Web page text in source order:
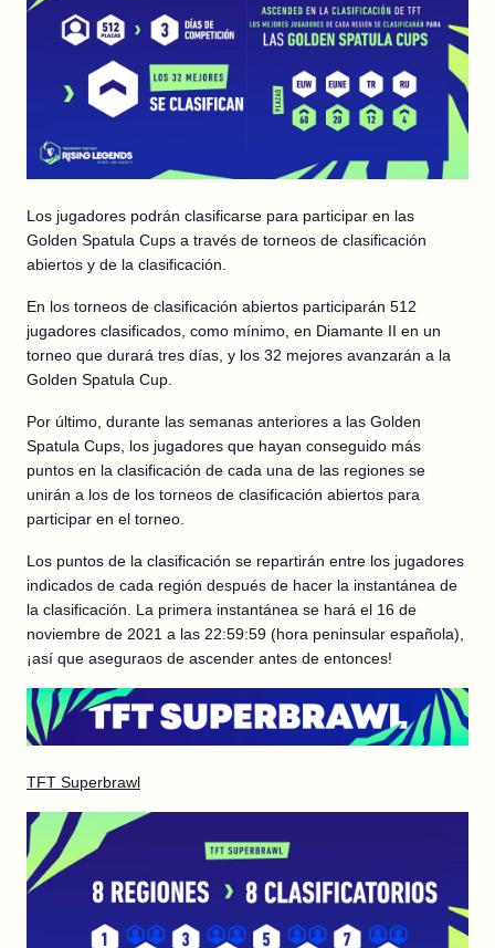
Los jugadores podrán clasificarse para participar en las
Golden Spatula Cups a través de torneos de clasificación
abiertos y de la clasificación.
En los torneos de clasificación abiertos participarán 512
jugadores clasificados, como mínimo, en Diamante II en un
torneo que durará tres días, y los 32 mejores avanzarán a la
Golden Spatula Cup.
Por último, durante las semanas anteriores a las Golden
Spatula Cups, los jugadores que hayan conseguido más
puntos en la clasificación de cada una de las regiones se
unirán a los de los torneos de clasificación abiertos para
participar en el torneo.
Los puntos de la clasificación se repartirán entre los jugadores
indicados de cada región después de hacer la instantánea de
la clasificación. La primera instantánea se hará el 16 de
noviembre de 2021 a las 22:59:59 (hora peninsular española),
¡así que aseguraos de ascender antes de entonces!
TFT Superbrawl